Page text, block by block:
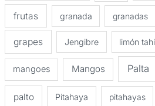
frutas granada granadas
grapes Jengibre limón
mangoes Mangos Palta
palto Pitahaya pitahayas